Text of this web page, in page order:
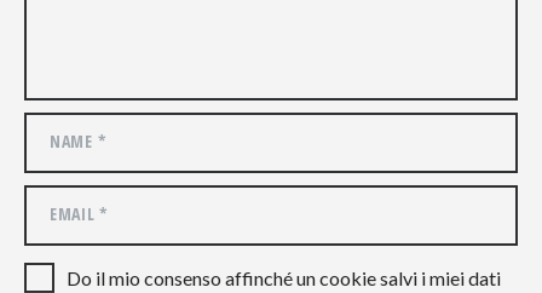
Do il mio consenso affinché un cookie salvi i miei dati